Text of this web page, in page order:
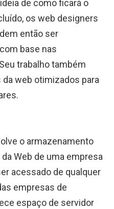
de como ficará o
os web designers
então ser
base nas
trabalho também
web otimizados para
o armazenamento
Web de uma empresa
acessado de qualquer
empresas de
espaço de servidor